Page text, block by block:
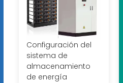
Configuración del
sistema de
almacenamiento
de energía